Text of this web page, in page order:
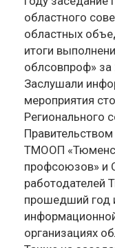
областного
областных
итоги
облсовпроф» за
Заслушали
мероприятия
Регионального
ТМООП
профсоюзов» и
работодателей
прошедший год
организациях